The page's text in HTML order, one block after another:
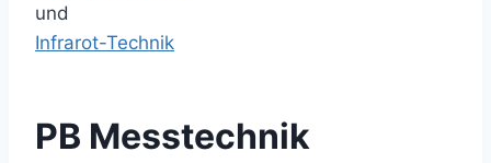
und
Infrarot-Technik
PB Messtechnik